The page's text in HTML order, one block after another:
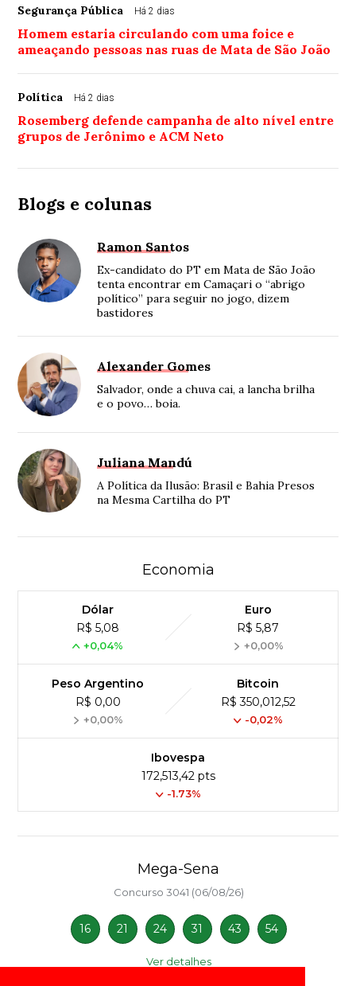
Segurança Pública Há 2 dias
Homem estaria circulando com uma foice e
ameaçando pessoas nas ruas de Mata de São João
Política Há 2 dias
Rosemberg defende campanha de alto nível entre
grupos de Jerônimo e ACM Neto
Blogs e colunas
Ramon Santos
Ex-candidato do PT em Mata de São João
tenta encontrar em Camaçari o “abrigo
político” para seguir no jogo, dizem
bastidores
Alexander Gomes
Salvador, onde a chuva cai, a lancha brilha
e o povo… boia.
Juliana Mandú
A Política da Ilusão: Brasil e Bahia Presos
na Mesma Cartilha do PT
Economia
Dólar
R$ 5,08
+0,04%
Euro
R$ 5,87
+0,00%
Peso Argentino
R$ 0,00
+0,00%
Bitcoin
R$ 350,012,52
-0,02%
Ibovespa
172,513,42 pts
-1.73%
Mega-Sena
Concurso 3041 (06/08/26)
16 21 24 31 43 54
Ver detalhes